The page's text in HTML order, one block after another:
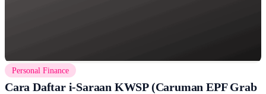
Personal Finance
Cara Daftar i-Saraan KWSP (Caruman EPF Grab